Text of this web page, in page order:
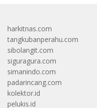
harkitnas.com
tangkubanperahu.com
sibolangit.com
siguragura.com
simanindo.com
padarincang.com
kolektor.id
pelukis.id